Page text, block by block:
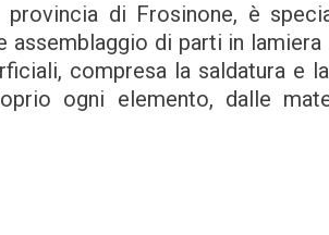
di Frosinone, è
assemblaggio di parti in
compresa la saldatura e
ogni elemento, dalle